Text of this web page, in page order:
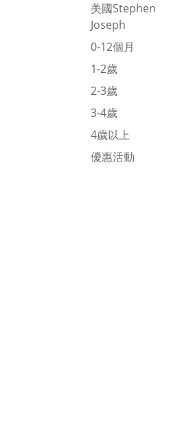
美國Stephen
Joseph
0-12個月
1-2歲
2-3歲
3-4歲
4歲以上
優惠活動